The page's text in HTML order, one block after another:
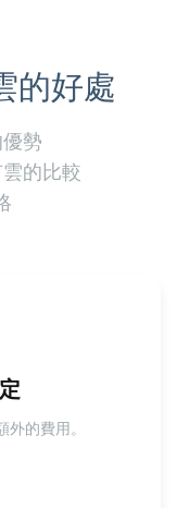
的好處
勢
的比較
的費用。